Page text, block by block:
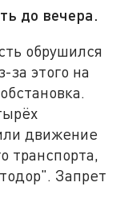
до вечера.
обрушился
этого на
движение
транспорта,
Запрет